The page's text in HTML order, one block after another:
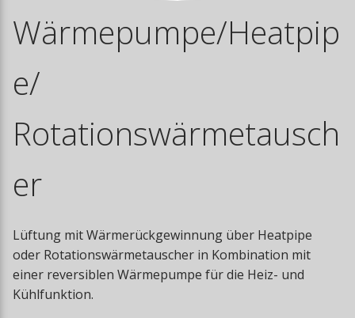
Wärmepumpe/Heatpip
e/
Rotationswärmetausch
er
Lüftung mit Wärmerückgewinnung über Heatpipe
oder Rotationswärmetauscher in Kombination mit
einer reversiblen Wärmepumpe für die Heiz- und
Kühlfunktion.